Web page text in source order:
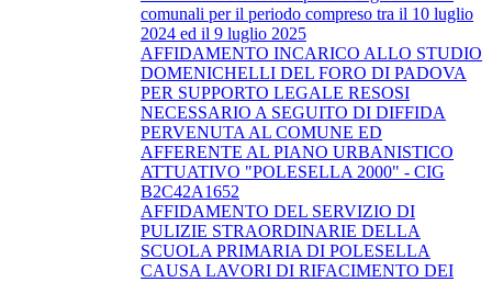
comunali per il periodo compreso tra il 10 luglio
2024 ed il 9 luglio 2025
AFFIDAMENTO INCARICO ALLO STUDIO
DOMENICHELLI DEL FORO DI PADOVA
PER SUPPORTO LEGALE RESOSI
NECESSARIO A SEGUITO DI DIFFIDA
PERVENUTA AL COMUNE ED
AFFERENTE AL PIANO URBANISTICO
ATTUATIVO "POLESELLA 2000" - CIG
B2C42A1652
AFFIDAMENTO DEL SERVIZIO DI
PULIZIE STRAORDINARIE DELLA
SCUOLA PRIMARIA DI POLESELLA
CAUSA LAVORI DI RIFACIMENTO DEI